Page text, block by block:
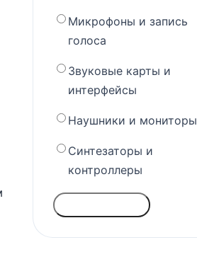
Микрофоны и запись
голоса
Звуковые карты и
интерфейсы
Наушники и мониторы
Синтезаторы и
контроллеры